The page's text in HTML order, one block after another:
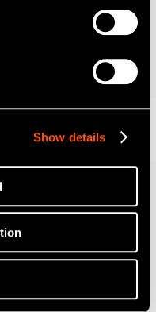
Show details
huvuden